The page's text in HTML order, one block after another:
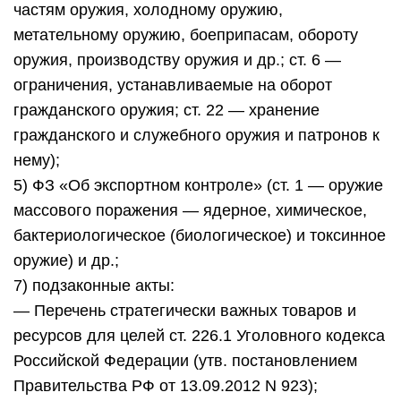
частям оружия, холодному оружию,
метательному оружию, боеприпасам, обороту
оружия, производству оружия и др.; ст. 6 —
ограничения, устанавливаемые на оборот
гражданского оружия; ст. 22 — хранение
гражданского и служебного оружия и патронов к
нему);
5) ФЗ «Об экспортном контроле» (ст. 1 — оружие
массового поражения — ядерное, химическое,
бактериологическое (биологическое) и токсинное
оружие) и др.;
7) подзаконные акты:
— Перечень стратегически важных товаров и
ресурсов для целей ст. 226.1 Уголовного кодекса
Российской Федерации (утв. постановлением
Правительства РФ от 13.09.2012 N 923);